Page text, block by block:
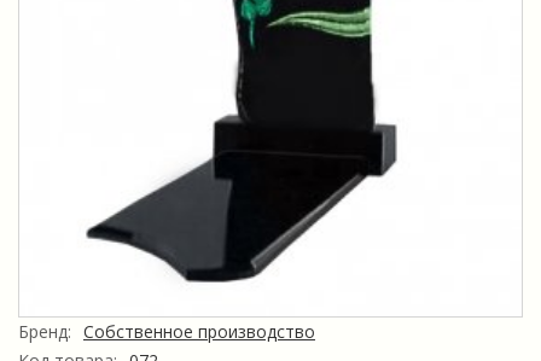
Бренд: Собственное производство